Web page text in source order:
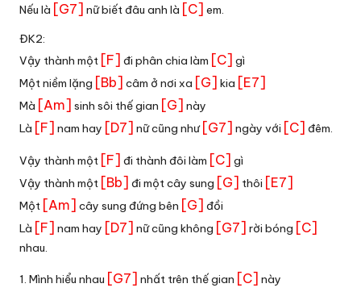
Nếu là [G7] nữ biết đâu anh là [C] em.
ĐK2:
Vậy thành một [F] đi phân chia làm [C] gì
Một niềm lặng [Bb] câm ở nơi xa [G] kia [E7]
Mà [Am] sinh sôi thế gian [G] này
Là [F] nam hay [D7] nữ cũng như [G7] ngày với [C] đêm.
Vậy thành một [F] đi thành đôi làm [C] gì
Vậy thành một [Bb] đi một cây sung [G] thôi [E7]
Một [Am] cây sung đứng bên [G] đồi
Là [F] nam hay [D7] nữ cũng không [G7] rời bóng [C]
nhau.
1. Mình hiểu nhau [G7] nhất trên thế gian [C] này